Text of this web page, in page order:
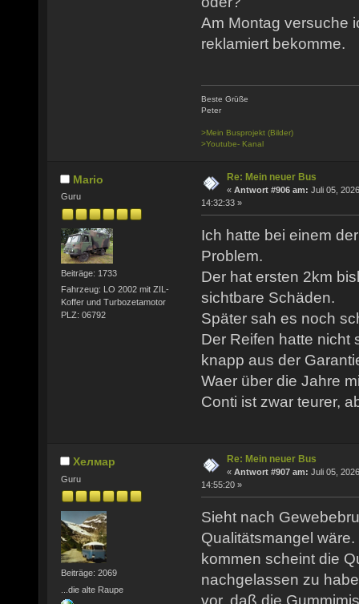
Am Montag versuche
reklamiert bekomme.
Beste Grüße
Peter
>Mein Busprojekt (Bilder)
>Youtube- Kanal
Mario
Guru
Beiträge: 1733
Fahrzeug: LO 2002 mit ZIL-
Koffer und Turbozetamotor
PLZ: 06792
Re: Mein neuer Bus
« Antwort #906 am: Juli 05,
14:32:33 »
Ich hatte bei einem
Problem.
Der hat ersten 2km
sichtbare Schäden.
Später sah es noch
Der Reifen hatte nicht
knapp aus der
Waer über die Jahre
Conti ist zwar teurer,
Хелмар
Guru
Beiträge: 2069
...die alte Raupe
Re: Mein neuer Bus
« Antwort #907 am: Juli 05,
14:55:20 »
Sieht nach
Qualitätsmangel
kommen scheint die
nachgelassen zu
vor, daß die